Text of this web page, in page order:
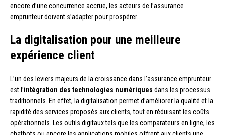
encore d’une concurrence accrue, les acteurs de l’assurance
emprunteur doivent s’adapter pour prospérer.
La digitalisation pour une meilleure
expérience client
L’un des leviers majeurs de la croissance dans l’assurance emprunteur
est l’intégration des technologies numériques dans les processus
traditionnels. En effet, la digitalisation permet d’améliorer la qualité et la
rapidité des services proposés aux clients, tout en réduisant les coûts
opérationnels. Les outils digitaux tels que les comparateurs en ligne, les